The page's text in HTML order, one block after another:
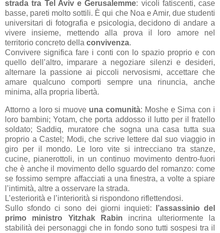
strada tra Tel Aviv e Gerusalemme: vicoli fatiscenti, case
basse, pareti molto sottili. È qui che Noa e Amir, due studenti
universitari di fotografia e psicologia, decidono di andare a
vivere insieme, mettendo alla prova il loro amore nel
territorio concreto della convivenza.
Convivere significa fare i conti con lo spazio proprio e con
quello dell’altro, imparare a negoziare silenzi e desideri,
alternare la passione ai piccoli nervosismi, accettare che
amare qualcuno comporti sempre una rinuncia, anche
minima, alla propria libertà.
Attorno a loro si muove una comunità: Moshe e Sima con i
loro bambini; Yotam, che porta addosso il lutto per il fratello
soldato; Saddiq, muratore che sogna una casa tutta sua
proprio a Castel; Modi, che scrive lettere dal suo viaggio in
giro per il mondo. Le loro vite si intrecciano tra stanze,
cucine, pianerottoli, in un continuo movimento dentro-fuori
che è anche il movimento dello sguardo del romanzo: come
se fossimo sempre affacciati a una finestra, a volte a spiare
l’intimità, altre a osservare la strada.
L’esteriorità e l’interiorità si rispondono riflettendosi.
Sullo sfondo ci sono dei giorni inquieti:
l’assassinio del
primo ministro Yitzhak Rabin incrina ulteriormente la
stabilità dei personaggi che in fondo sono tutti sospesi tra il